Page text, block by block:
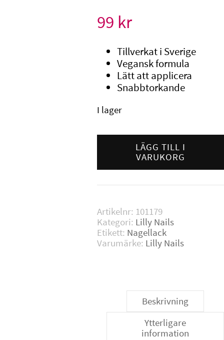
99 kr
Tillverkat i Sverige
Vegansk formula
Lätt att applicera
Snabbtorkande
I lager
Lilly
Nagellack
Deep
Black
LÄGG TILL I
VARUKORG
Artikelnr: 101179
Kategori: Lilly Nails
Etikett: Nagellack
Varumärke: Lilly Nails
Beskrivning
Ytterligare
information